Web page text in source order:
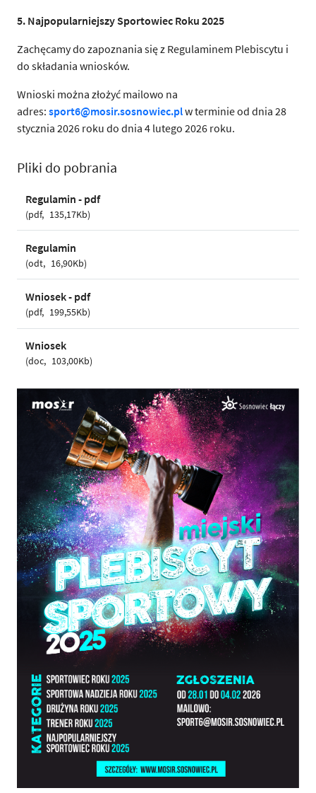
5. Najpopularniejszy Sportowiec Roku 2025
Zachęcamy do zapoznania się z Regulaminem Plebiscytu i
do składania wniosków.
Wnioski można złożyć mailowo na
adres: sport6@mosir.sosnowiec.plw terminie od dnia 28
stycznia 2026 roku do dnia 4 lutego 2026 roku.
Pliki do pobrania
Regulamin - pdf
pdf 135,17Kb
Regulamin
odt 16,90Kb
Wniosek - pdf
pdf 199,55Kb
Wniosek
doc 103,00Kb